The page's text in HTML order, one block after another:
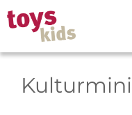
Zum
Inhalt
springen